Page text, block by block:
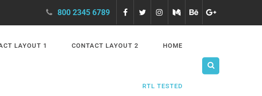
800 2345 6789
LAYOUT 1 CONTACT LAYOUT 2 HOME
RTL TESTED